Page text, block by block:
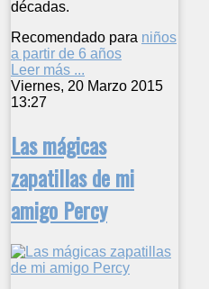
décadas.
Recomendado para niños
a partir de 6 años
Leer más ...
Viernes, 20 Marzo 2015
13:27
Las mágicas
zapatillas de mi
amigo Percy